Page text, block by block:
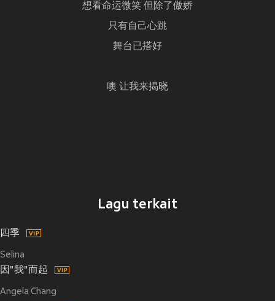
想看命运微笑 但除了傲娇
只有自己心跳
舞台已搭好
噢 让我来揭晓
Lagu terkait
四季
Selina
因"我"而起
Angela Chang